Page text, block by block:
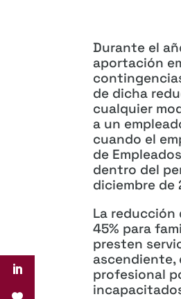
Durante el
aportación
de dicha
cualquier
a un
cuando el
de
dentro del
diciembre de
La reducción
45% para
presten
ascendiente,
profesional